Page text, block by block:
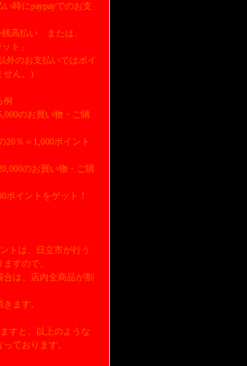
時にpaypayでのお支
高払い または、
ト」
のお支払いではポイ
せん。)
例
のお買い物・ご購
％＝1,000ポイント
のお買い物・ご購
イントをゲット！
トは、日立市が行う
すので、
は、店内全商品が割
ます。
すと、以上のような
ております。